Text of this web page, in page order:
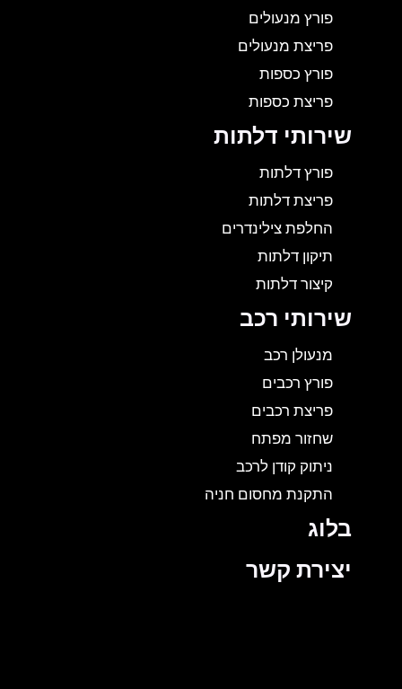
פורץ מנעולים
פריצת מנעולים
פורץ כספות
פריצת כספות
שירותי דלתות
פורץ דלתות
פריצת דלתות
החלפת צילינדרים
תיקון דלתות
קיצור דלתות
שירותי רכב
מנעולן רכב
פורץ רכבים
פריצת רכבים
שחזור מפתח
ניתוק קודן לרכב
התקנת מחסום חניה
בלוג
יצירת קשר